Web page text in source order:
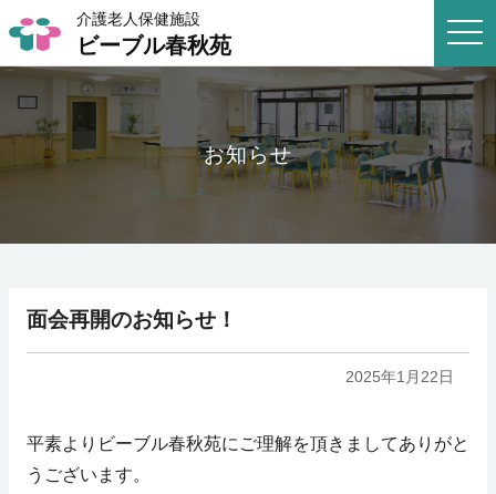
介護老人保健施設
ビーブル春秋苑
お知らせ
面会再開のお知らせ！
2025年1月22日
平素よりビーブル春秋苑にご理解を頂きましてありがと
うございます。